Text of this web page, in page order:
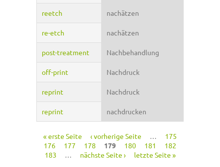
reetch nachätzen
re-etch nachätzen
post-treatment Nachbehandlung
off-print Nachdruck
reprint Nachdruck
reprint nachdrucken
Seiten
« erste Seite ‹ vorherige Seite …
175
176
177 178 179 180 181
182
183
… nächste Seite › letzte Seite »